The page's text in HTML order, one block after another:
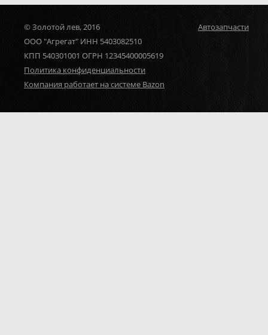
© Золотой лев, 2016
ООО "Агрегат" ИНН 5403082510
КПП 540301001 ОГРН 12345400005619
Политика конфиденциальности
Компания работает на системе Bazon
Автозапчасти